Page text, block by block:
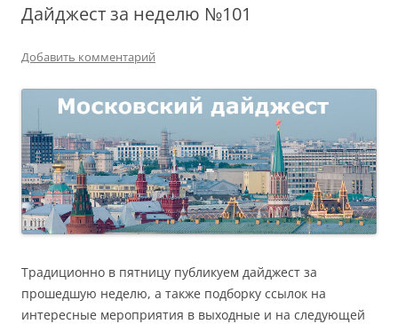
Дайджест за неделю №101
Добавить комментарий
Традиционно в пятницу публикуем дайджест за
прошедшую неделю, а также подборку ссылок на
интересные мероприятия в выходные и на следующей